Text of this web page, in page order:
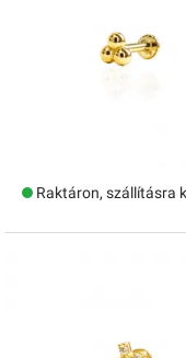
Raktáron, szállításra